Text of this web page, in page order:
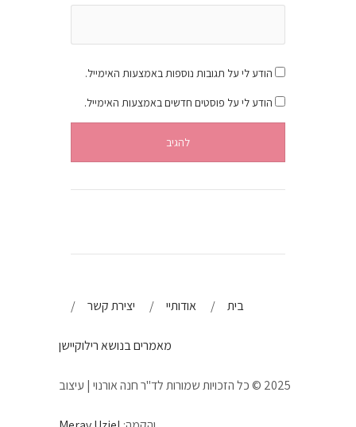
הודע לי על תגובות נוספות באמצעות האימייל.
הודע לי על פוסטים חדשים באמצעות האימייל.
בית אודותיי יצירת קשר
מאמרים בנושא רילוקיישן
2025 © כל הזכויות שמורות לד"ר חנה אורנוי | עיצוב